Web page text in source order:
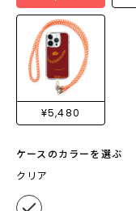
¥5,480
ケースのカラーを選ぶ
クリア